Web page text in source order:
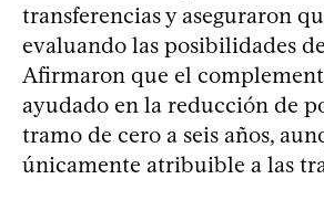
transferencias y aseguraron
evaluando las posibilidades
Afirmaron que el
ayudado en la reducción de
tramo de cero a seis años,
únicamente atribuible a las